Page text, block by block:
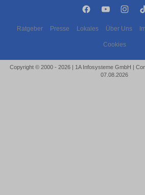
Ratgeber Presse Lokales Über Uns
Cookies
Copyright © 2000 - 2026 | 1A Infosysteme GmbH |
07.08.2026